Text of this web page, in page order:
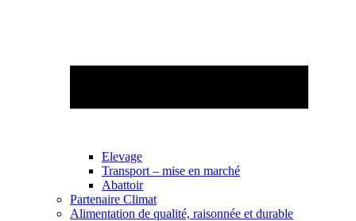
Elevage
Transport – mise en marché
Abattoir
Partenaire Climat
Alimentation de qualité, raisonnée et durable